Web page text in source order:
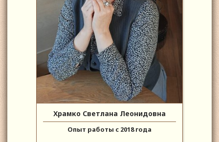
Храмко Светлана Леонидовна
Опыт работы с 2018 года